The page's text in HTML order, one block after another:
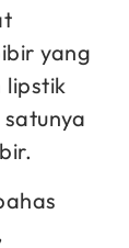
yang
lipstik